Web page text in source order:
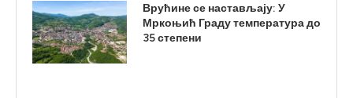
Врућине се настављају: У
Мркоњић Граду температура до
35 степени